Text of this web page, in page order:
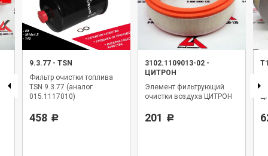
9.3.77 - TSN
Фильтр очистки топлива
TSN 9.3.77 (аналог
015.1117010)
458 Р
3102.1109013-02 -
ЦИТРОН
Элемент фильтрующий
очистки воздуха ЦИТРОН
201 Р